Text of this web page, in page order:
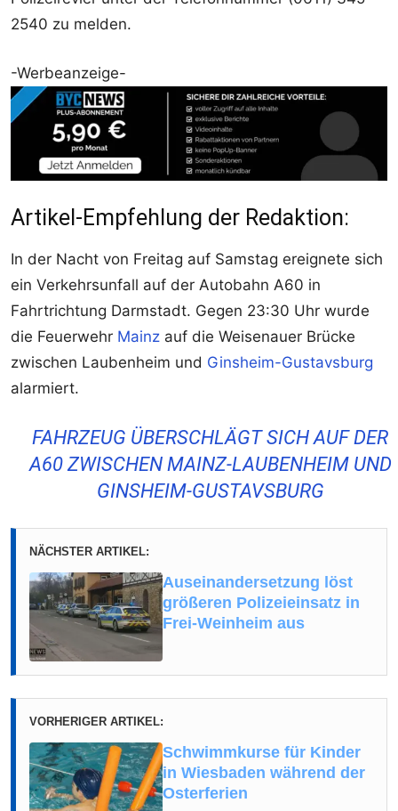
2540 zu melden.
-Werbeanzeige-
Artikel-Empfehlung der Redaktion:
In der Nacht von Freitag auf Samstag ereignete sich
ein Verkehrsunfall auf der Autobahn A60 in
Fahrtrichtung Darmstadt. Gegen 23:30 Uhr wurde
die Feuerwehr Mainz auf die Weisenauer Brücke
zwischen Laubenheim und Ginsheim-Gustavsburg
alarmiert.
FAHRZEUG ÜBERSCHLÄGT SICH AUF DER
A60 ZWISCHEN MAINZ-LAUBENHEIM UND
GINSHEIM-GUSTAVSBURG
NÄCHSTER ARTIKEL:
Auseinandersetzung löst
größeren Polizeieinsatz in
Frei-Weinheim aus
VORHERIGER ARTIKEL:
Schwimmkurse für Kinder
in Wiesbaden während der
Osterferien